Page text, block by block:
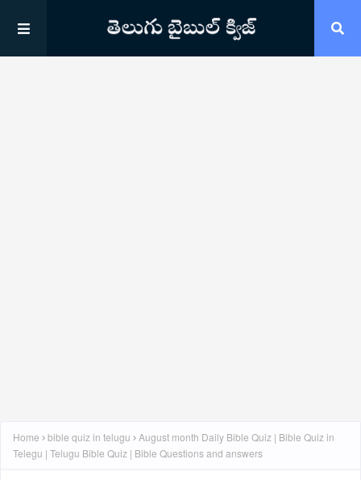
Home bible quiz in telugu
August month Daily Bible Quiz | Bible Quiz in
Telegu | Telugu Bible Quiz | Bible Questions and answers